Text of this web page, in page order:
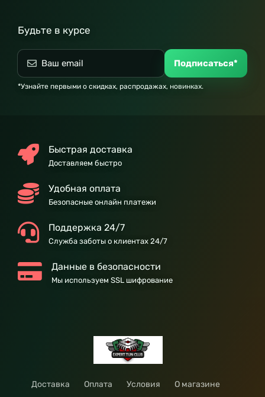
Будьте в курсе
Подписаться*
*Узнайте первыми о скидках, распродажах, новинках.
Быстрая доставка
Доставляем быстро
Удобная оплата
Безопасные онлайн платежи
Поддержка 24/7
Служба заботы о клиентах 24/7
Данные в безопасности
Мы используем SSL шифрование
Доставка Оплата Условия
О магазине